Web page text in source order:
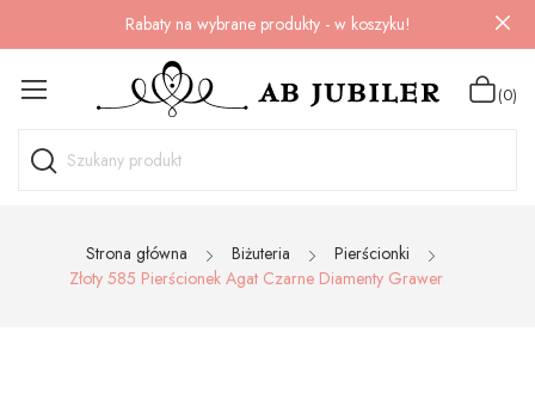
Rabaty na wybrane produkty - w koszyku!
(0)
Strona główna Biżuteria
Pierścionki
Złoty 585 Pierścionek Agat Czarne Diamenty Grawer